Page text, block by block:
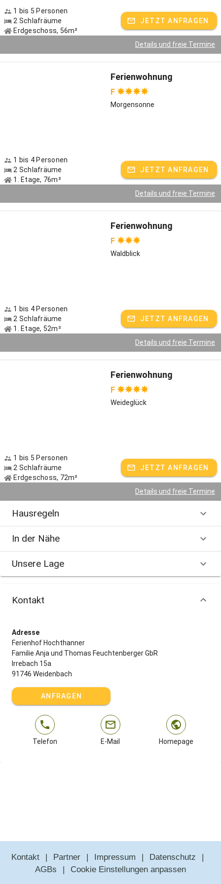
1 bis 5 Personen
2 Schlafräume
Erdgeschoss, 56m²
JETZT ANFRAGEN
Details und freie Termine
Ferienwohnung
F
Morgensonne
1 bis 4 Personen
2 Schlafräume
1. Etage, 76m²
JETZT ANFRAGEN
Details und freie Termine
Ferienwohnung
F
Waldblick
1 bis 4 Personen
2 Schlafräume
1. Etage, 52m²
JETZT ANFRAGEN
Details und freie Termine
Ferienwohnung
F
Weideglück
1 bis 5 Personen
2 Schlafräume
Erdgeschoss, 72m²
JETZT ANFRAGEN
Details und freie Termine
Hausregeln
In der Nähe
Unsere Lage
Kontakt
Adresse
Ferienhof Hochthanner
Familie Anja und Thomas Feuchtenberger GbR
Irrebach 15a
91746 Weidenbach
ANFRAGEN
Telefon E-Mail Homepage
Kontakt Partner Impressum
Datenschutz
AGBs
Cookie Einstellungen anpassen